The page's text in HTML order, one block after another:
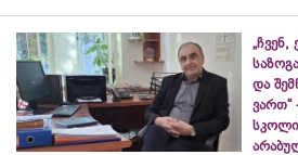
და
ვართ“